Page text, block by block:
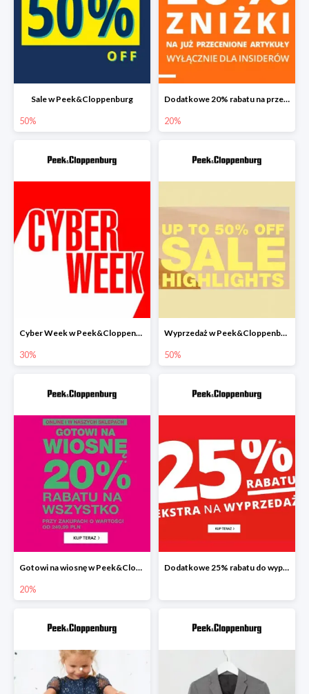
Sale w Peek&Cloppenburg
50%
Dodatkowe 20% rabatu na przecenione produkty w Peek&Cloppenburg dla Insiderów
20%
Cyber Week w Peek&Cloppenburg do -30%
30%
Wyprzedaż w Peek&Cloppenburg do -50%
50%
Gotowi na wiosnę w Peek&Cloppenburg wszystko -20%
20%
Dodatkowe 25% rabatu do wyprzedaży w Peek&Cloppenburg